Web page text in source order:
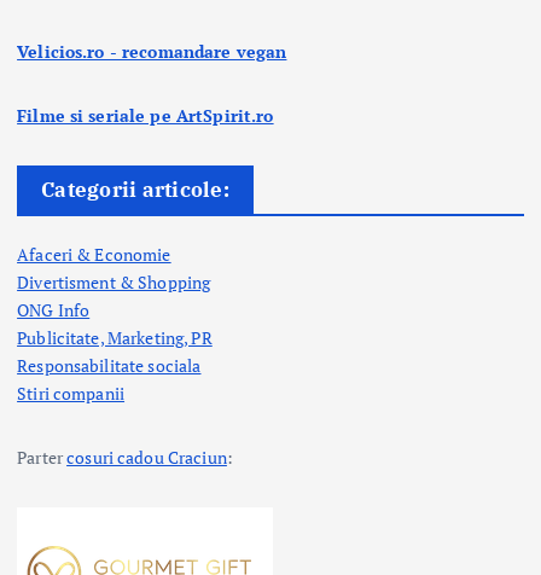
Velicios.ro - recomandare vegan
Filme si seriale pe ArtSpirit.ro
Categorii articole:
Afaceri & Economie
Divertisment & Shopping
ONG Info
Publicitate, Marketing, PR
Responsabilitate sociala
Stiri companii
Partercosuri cadou Craciun: